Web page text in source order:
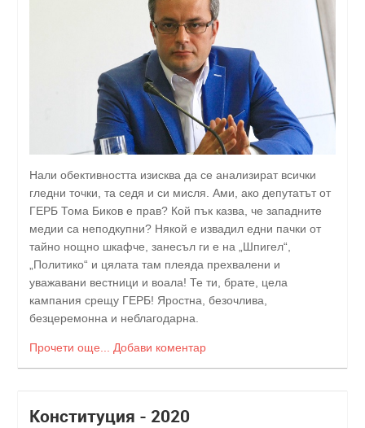
Нали обективността изисква да се анализират всички
гледни точки, та седя и си мисля. Ами, ако депутатът от
ГЕРБ Тома Биков е прав? Кой пък казва, че западните
медии са неподкупни? Някой е извадил едни пачки от
тайно нощно шкафче, занесъл ги е на „Шпигел“,
„Политико“ и цялата там плеяда прехвалени и
уважавани вестници и воала! Те ти, брате, цела
кампания срещу ГЕРБ! Яростна, безочлива,
безцеремонна и неблагодарна.
Прочети още... Добави коментар
Конституция - 2020